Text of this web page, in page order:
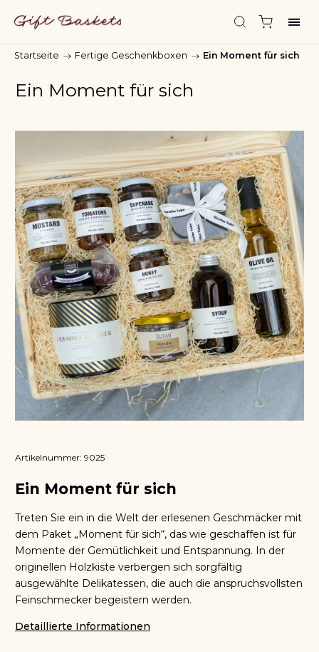
Startseite / Fertige Geschenkboxen / Ein Moment für sich
Ein Moment für sich
Artikelnummer: 9025
Ein Moment für sich
Treten Sie ein in die Welt der erlesenen Geschmäcker mit
dem Paket „Moment für sich“, das wie geschaffen ist für
Momente der Gemütlichkeit und Entspannung. In der
originellen Holzkiste verbergen sich sorgfältig
ausgewählte Delikatessen, die auch die anspruchsvollsten
Feinschmecker begeistern werden.
Detaillierte Informationen